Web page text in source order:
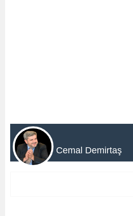
Cemal Demirtaş